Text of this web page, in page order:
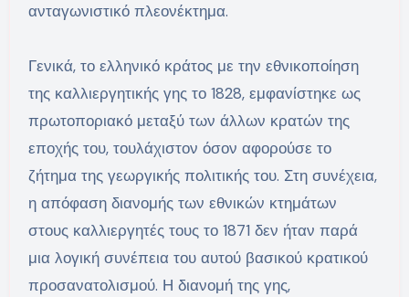
ανταγωνιστικό πλεονέκτημα.
Γενικά, το ελληνικό κράτος με την εθνικοποίηση
της καλλιεργητικής γης το 1828, εμφανίστηκε ως
πρωτοποριακό μεταξύ των άλλων κρατών της
εποχής του, τουλάχιστον όσον αφορούσε το
ζήτημα της γεωργικής πολιτικής του. Στη συνέχεια,
η απόφαση διανομής των εθνικών κτημάτων
στους καλλιεργητές τους το 1871 δεν ήταν παρά
μια λογική συνέπεια του αυτού βασικού κρατικού
προσανατολισμού. Η διανομή της γης,